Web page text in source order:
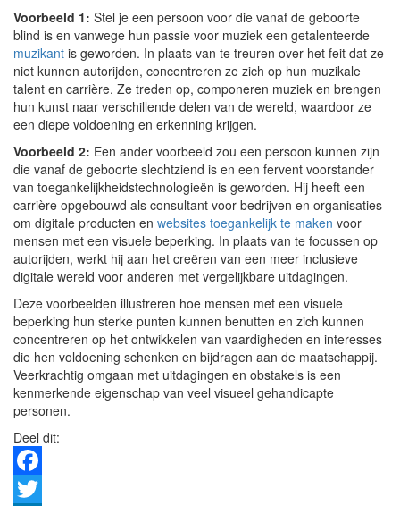
Voorbeeld 1: Stel je een persoon voor die vanaf de geboorte
blind is en vanwege hun passie voor muziek een getalenteerde
muzikant is geworden. In plaats van te treuren over het feit dat ze
niet kunnen autorijden, concentreren ze zich op hun muzikale
talent en carrière. Ze treden op, componeren muziek en brengen
hun kunst naar verschillende delen van de wereld, waardoor ze
een diepe voldoening en erkenning krijgen.
Voorbeeld 2: Een ander voorbeeld zou een persoon kunnen zijn
die vanaf de geboorte slechtziend is en een fervent voorstander
van toegankelijkheidstechnologieën is geworden. Hij heeft een
carrière opgebouwd als consultant voor bedrijven en organisaties
om digitale producten en websites toegankelijk te maken voor
mensen met een visuele beperking. In plaats van te focussen op
autorijden, werkt hij aan het creëren van een meer inclusieve
digitale wereld voor anderen met vergelijkbare uitdagingen.
Deze voorbeelden illustreren hoe mensen met een visuele
beperking hun sterke punten kunnen benutten en zich kunnen
concentreren op het ontwikkelen van vaardigheden en interesses
die hen voldoening schenken en bijdragen aan de maatschappij.
Veerkrachtig omgaan met uitdagingen en obstakels is een
kenmerkende eigenschap van veel visueel gehandicapte
personen.
Deel dit:
Facebook